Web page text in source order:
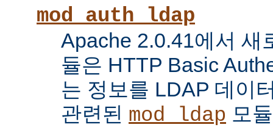
mod_auth_ldap
Apache 2.0.41에서 새
듈은 HTTP Basic
는 정보를 LDAP 데이
관련된 mod_ldap 모